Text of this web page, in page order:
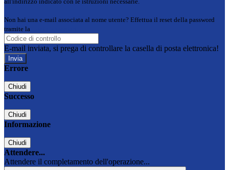
Non hai una e-mail associata al nome utente? Effettua il reset della password
tramite la
E-mail inviata, si prega di controllare la casella di posta elettronica!
Errore
Chiudi
Successo
Chiudi
Informazione
Chiudi
Attendere...
Attendere il completamento dell'operazione...